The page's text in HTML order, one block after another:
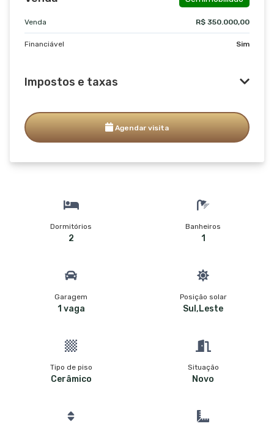
Venda R$ 350.000,00
Financiável Sim
Impostos e taxas
Agendar visita
Dormitórios
2
Banheiros
1
Garagem
1 vaga
Posição solar
Sul,Leste
Tipo de piso
Cerâmico
Situação
Novo